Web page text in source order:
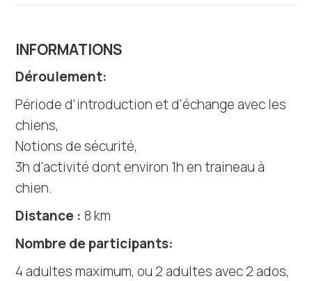
INFORMATIONS
Déroulement:
Période d'introduction et d'échange avec les
chiens,
Notions de sécurité,
3h d'activité dont environ 1h en traineau à
chien.
Distance : 8 km
Nombre de participants:
4 adultes maximum, ou 2 adultes avec 2 ados,